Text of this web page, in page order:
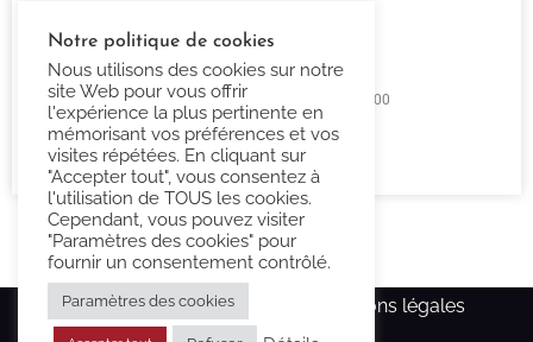
23 Boulevard de Guizard 12500 Espalion
Lundi au Vendredi 9h00 -12h00 / 14h00 - 18h00
Fermé Samedi et Dimanche
Copyright Confort-3000.fr – Mentions légales
Notre politique de cookies
Nous utilisons des cookies sur notre
site Web pour vous offrir
l'expérience la plus pertinente en
mémorisant vos préférences et vos
visites répétées. En cliquant sur
"Accepter tout", vous consentez à
l'utilisation de TOUS les cookies.
Cependant, vous pouvez visiter
"Paramètres des cookies" pour
fournir un consentement contrôlé.
Paramètres des cookies